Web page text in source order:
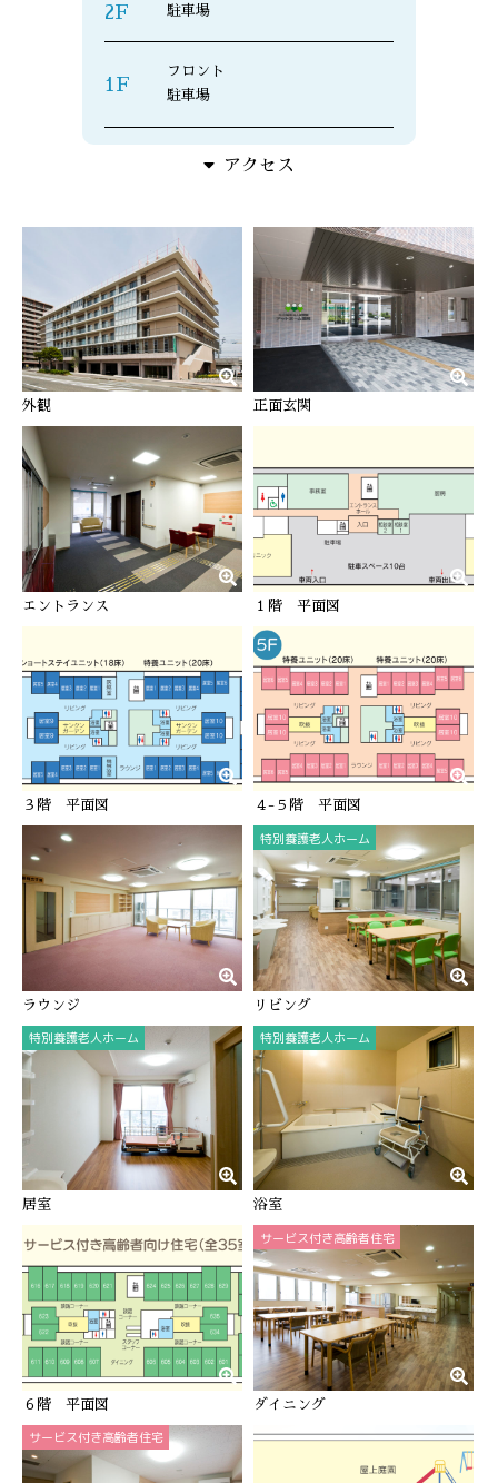
2F 駐車場
1F
フロント
駐車場
アクセス
外観 正面玄関
エントランス １階 平面図
３階 平面図 ４-５階 平面図
ラウンジ
特別養護老人ホーム
リビング
特別養護老人ホーム
居室
特別養護老人ホーム
浴室
６階 平面図
サービス付き高齢者住宅
ダイニング
サービス付き高齢者住宅